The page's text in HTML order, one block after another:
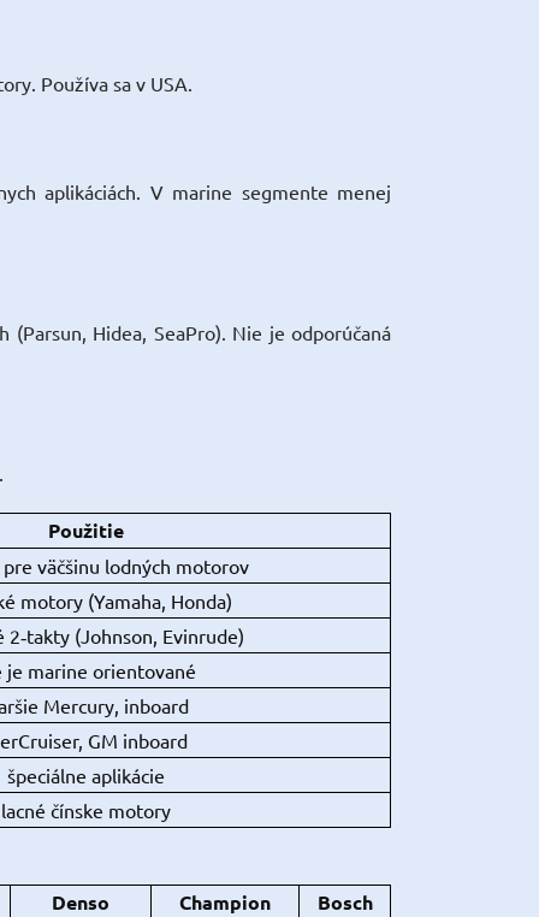
Používa sa v USA.
aplikáciách. V marine segmente menej
(Parsun, Hidea, SeaPro). Nie je odporúčaná
Použitie
väčšinu lodných motorov
motory (Yamaha, Honda)
2‑takty (Johnson, Evinrude)
je marine orientované
Mercury, inboard
GM inboard
špeciálne aplikácie
lacné čínske motory
Denso Champion Bosch